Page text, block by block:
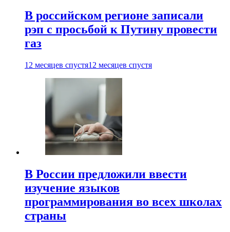
В российском регионе записали
рэп с просьбой к Путину провести
газ
12 месяцев спустя12 месяцев спустя
В России предложили ввести
изучение языков
программирования во всех школах
страны